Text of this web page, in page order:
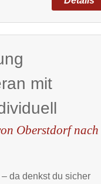
mit
Oberstdorf nach
da denkst du sicher